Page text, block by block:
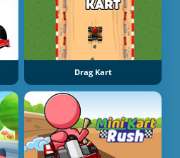
Drag Kart